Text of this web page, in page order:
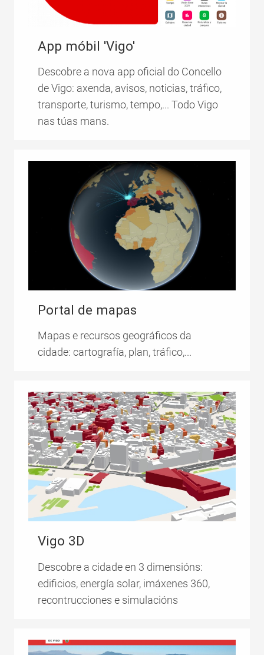
App móbil 'Vigo'
Descobre a nova app oficial do Concello
de Vigo: axenda, avisos, noticias, tráfico,
transporte, turismo, tempo,... Todo Vigo
nas túas mans.
Portal de mapas
Mapas e recursos geográficos da
cidade: cartografía, plan, tráfico,...
Vigo 3D
Descobre a cidade en 3 dimensións:
edificios, energía solar, imáxenes 360,
recontrucciones e simulacións